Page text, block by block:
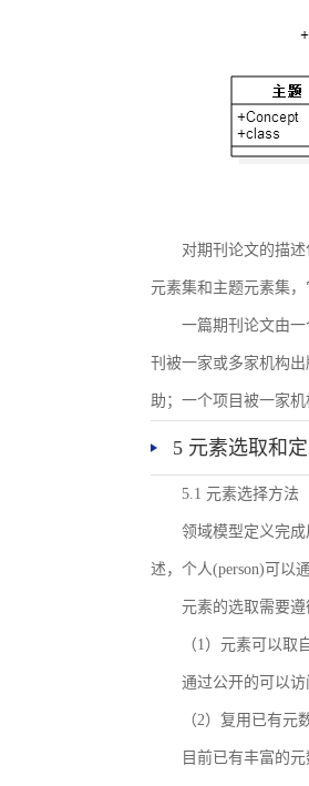
对期刊论文的描
元素集和主题元素集
一篇期刊论文由
刊被一家或多家机构
助；一个项目被一家
5 元素选取和
5.1 元素选择方法
领域模型定义完
述，个人(person)可以
元素的选取需要
（1）元素可以取
通过公开的可以
（2）复用已有元
目前已有丰富的